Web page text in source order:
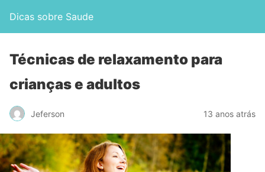
Dicas sobre Saude
Técnicas de relaxamento para
crianças e adultos
Jeferson 13 anos atrás